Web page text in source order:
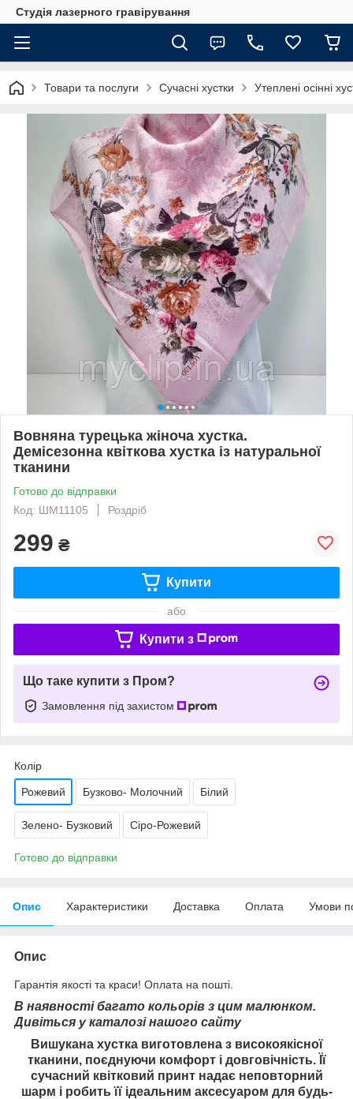
Студія лазерного гравірування
Товари та послуги Сучасні хустки Утеплені осінні
Вовняна турецька жіноча хустка.
Демісезонна квіткова хустка із натуральної
тканини
Готово до відправки
Код: ШМ11105
Роздріб
299 ₴
Купити
або
Купити з
Що таке купити з Пром?
Замовлення під захистом
Колір
Рожевий Бузково- Молочний Білий
Зелено- Бузковий Сіро-Рожевий
Готово до відправки
Опис Характеристики Доставка Оплата Умови
Опис
Гарантія якості та краси! Оплата на пошті.
В наявності багато кольорів з цим малюнком.
Дивіться у каталозі нашого сайту
Вишукана хустка виготовлена з високоякісної
тканини, поєднуючи комфорт і довговічність. Її
сучасний квітковий принт надає неповторний
шарм і робить її ідеальним аксесуаром для будь-